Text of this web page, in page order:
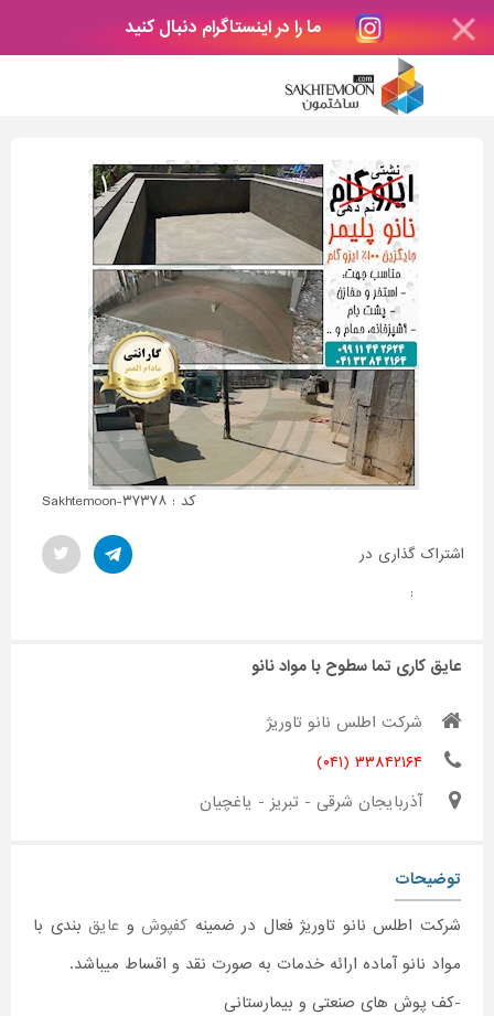
ما را در اینستاگرام دنبال کنید
کد : Sakhtemoon-۳۷۳۷۸
اشتراک گذاری در
:
عایق کاری تما سطوح با مواد نانو
شرکت اطلس نانو تاوریژ
۳۳۸۴۲۱۶۴ (۰۴۱)
آذربایجان شرقی - تبریز - یاغچیان
توضیحات
شرکت اطلس نانو تاوریژ فعال در ضمینه کفپوشو عایقبندی با
مواد نانو آماده ارائه خدمات به صورت نقد و اقساط میباشد.
-کف پوش های صنعتی و بیمارستانی